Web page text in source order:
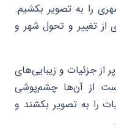
را به تصویر بکشیم.
از تغییر و تحول شهر و
از جزئیات و زیبایی‌های
از آن‌ها چشم‌پوشی
را به تصویر بکشند و